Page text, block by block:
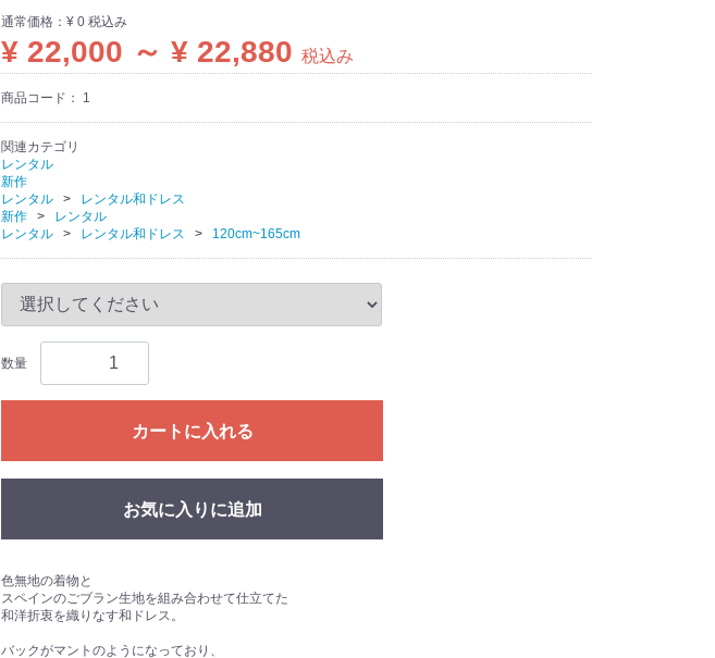
通常価格： ¥ 0 税込み
¥ 22,000 ～ ¥ 22,880 税込み
商品コード： 1
関連カテゴリ
レンタル
新作
レンタル
レンタル和ドレス
新作
レンタル
レンタル
レンタル和ドレス 120cm~165cm
数量
カートに入れる
お気に入りに追加
色無地の着物と
スペインのごブラン生地を組み合わせて仕立てた
和洋折衷を織りなす和ドレス。
バックがマントのようになっており、